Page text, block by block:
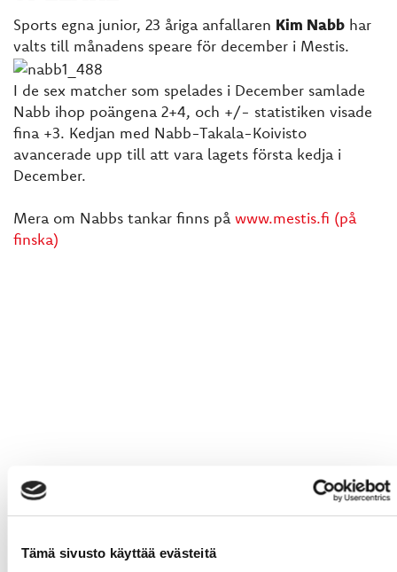
Tämä sivusto käyttää evästeitä
Sports egna junior, 23 åriga anfallaren Kim Nabb har
valts till månadens speare för december i Mestis.
I de sex matcher som spelades i December samlade
Nabb ihop poängena 2+4, och +/- statistiken visade
fina +3. Kedjan med Nabb-Takala-Koivisto
avancerade upp till att vara lagets första kedja i
December.
Mera om Nabbs tankar finns på www.mestis.fi (på
finska)